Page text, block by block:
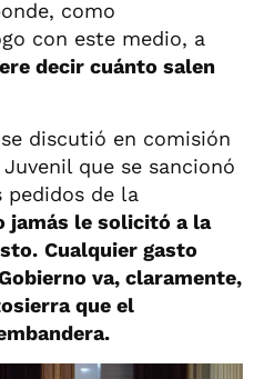
como
con este medio, a
decir cuánto salen
discutió en comisión
que se sancionó
pedidos de la
jamás le solicitó a la
Cualquier gasto
va, claramente,
que el